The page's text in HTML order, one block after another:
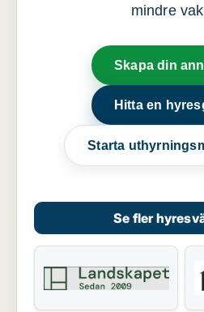
mindre
Skapa din
Hitta en
Starta
Se fler